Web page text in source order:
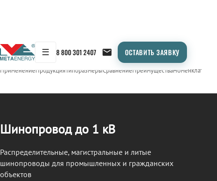
☰ 8 800 301 2407 ОСТАВИТЬ ЗАЯВКУ
← Продукция/ШИНОПРОВОД
ПрименениеПродукцияТипоразмерыСравнениеПреимуществаНоменклатура
Шинопровод до 1 кВ
Распределительные, магистральные и литые
шинопроводы для промышленных и гражданских
объектов